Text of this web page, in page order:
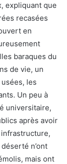
expliquant que
recasées
en
baraques du
de vie, un
les
Un peu à
universitaire,
après avoir
n’ont
mais ont